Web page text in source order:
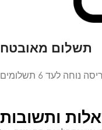
תשלום מאובטח
נוחה לעד 6 תשלומים
ותשובות